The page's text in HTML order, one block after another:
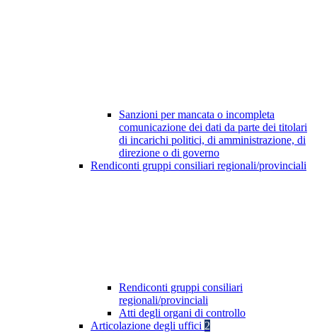
Sanzioni per mancata o incompleta
comunicazione dei dati da parte dei titolari
di incarichi politici, di amministrazione, di
direzione o di governo
Rendiconti gruppi consiliari regionali/provinciali
Rendiconti gruppi consiliari
regionali/provinciali
Atti degli organi di controllo
Articolazione degli uffici 2